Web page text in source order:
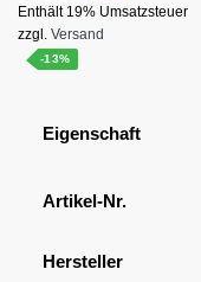
Preis
war:
Preis
Enthält 19% Umsatzsteuer
zzgl. Versand
-13%
Eigenschaft
Artikel-Nr.
Hersteller